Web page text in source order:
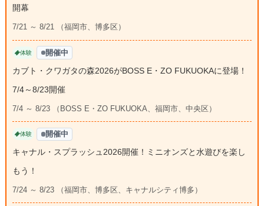
開幕
7/21 ～ 8/21 （福岡市、博多区）
体験 開催中
カブト・クワガタの森2026がBOSS E・ZO FUKUOKAに登場！
7/4～8/23開催
7/4 ～ 8/23 （BOSS E・ZO FUKUOKA、福岡市、中央区）
体験 開催中
キャナル・スプラッシュ2026開催！ミニオンズと水遊びを楽し
もう！
7/24 ～ 8/23 （福岡市、博多区、キャナルシティ博多）